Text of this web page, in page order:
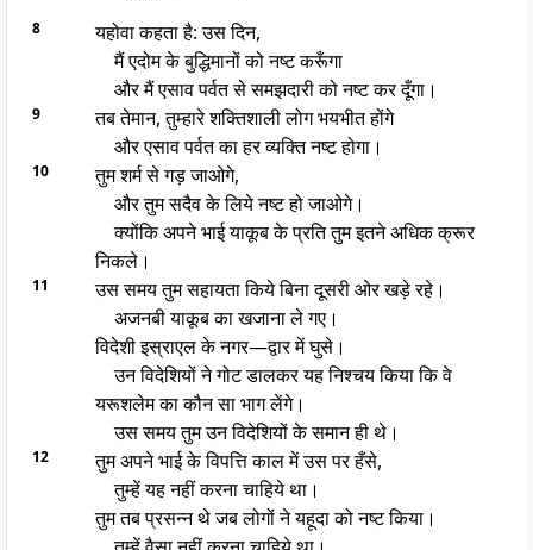
8
यहोवा कहता है: उस दिन,
मैं एदोम के बुद्धिमानों को नष्ट करूँगा
और मैं एसाव पर्वत से समझदारी को नष्ट कर दूँगा।
9
तब तेमान, तुम्हारे शक्तिशाली लोग भयभीत होंगे
और एसाव पर्वत का हर व्यक्ति नष्ट होगा।
10
तुम शर्म से गड़ जाओगे,
और तुम सदैव के लिये नष्ट हो जाओगे।
क्योंकि अपने भाई याकूब के प्रति तुम इतने अधिक क्रूर
निकले।
11
उस समय तुम सहायता किये बिना दूसरी ओर खड़े रहे।
अजनबी याकूब का खजाना ले गए।
विदेशी इस्राएल के नगर—द्वार में घुसे।
उन विदेशियों ने गोट डालकर यह निश्चय किया कि वे
यरूशलेम का कौन सा भाग लेंगे।
उस समय तुम उन विदेशियों के समान ही थे।
12
तुम अपने भाई के विपत्ति काल में उस पर हँसे,
तुम्हें यह नहीं करना चाहिये था।
तुम तब प्रसन्न थे जब लोगों ने यहूदा को नष्ट किया।